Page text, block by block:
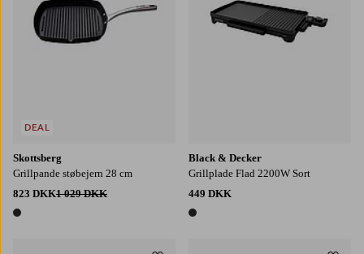
Skottsberg
Grillpande støbejern 28 cm
823 DKK1 029 DKK
1 farve
DEAL
Black & Decker
Grillplade Flad 2200W Sort
449 DKK
1 farve